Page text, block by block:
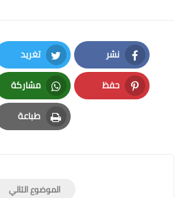
نشر
Facebook
تغريد
Twitter
حفظ
Pinterest
مشاركة
Whatsapp
طباعة
Print
الموضوع التالي